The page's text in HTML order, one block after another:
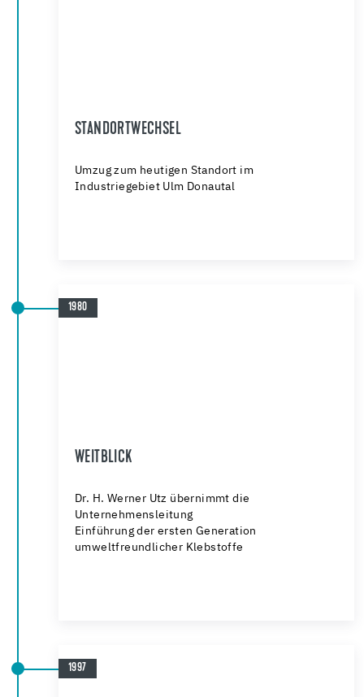
STANDORTWECHSEL
Umzug zum heutigen Standort im
Industriegebiet Ulm Donautal
1980
WEITBLICK
Dr. H. Werner Utz übernimmt die
Unternehmensleitung
Einführung der ersten Generation
umweltfreundlicher Klebstoffe
1997